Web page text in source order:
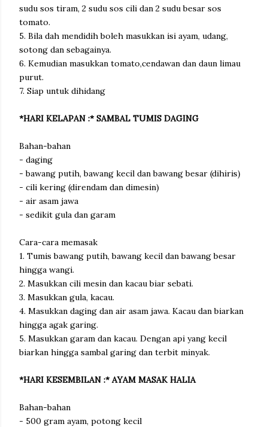
sudu sos tiram, 2 sudu sos cili dan 2 sudu besar sos
tomato.
5. Bila dah mendidih boleh masukkan isi ayam, udang,
sotong dan sebagainya.
6. Kemudian masukkan tomato,cendawan dan daun limau
purut.
7. Siap untuk dihidang
*HARI KELAPAN :* SAMBAL TUMIS DAGING
Bahan-bahan
- daging
- bawang putih, bawang kecil dan bawang besar (dihiris)
- cili kering (direndam dan dimesin)
- air asam jawa
- sedikit gula dan garam
Cara-cara memasak
1. Tumis bawang putih, bawang kecil dan bawang besar
hingga wangi.
2. Masukkan cili mesin dan kacau biar sebati.
3. Masukkan gula, kacau.
4. Masukkan daging dan air asam jawa. Kacau dan biarkan
hingga agak garing.
5. Masukkan garam dan kacau. Dengan api yang kecil
biarkan hingga sambal garing dan terbit minyak.
*HARI KESEMBILAN :* AYAM MASAK HALIA
Bahan-bahan
- 500 gram ayam, potong kecil